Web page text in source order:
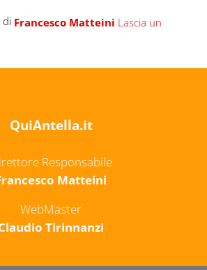
di Francesco Matteini Lascia un
QuiAntella.it
Responsabile
Matteini
WebMaster
Tirinnanzi